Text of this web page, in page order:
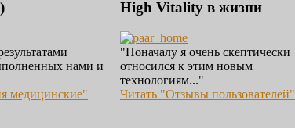
нами и
медицинские"
High Vitality в жизни
"Поначалу я очень скептически
относился к этим новым
технологиям..."
Читать "Отзывы пользователей"